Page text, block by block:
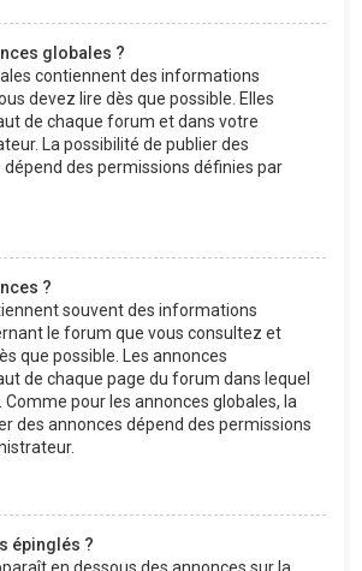
globales ?
contiennent des informations
devez lire dès que possible. Elles
de chaque forum et dans votre
La possibilité de publier des
des permissions définies par
?
souvent des informations
le forum que vous consultez et
que possible. Les annonces
de chaque page du forum dans lequel
Comme pour les annonces globales, la
des annonces dépend des permissions
épinglés ?